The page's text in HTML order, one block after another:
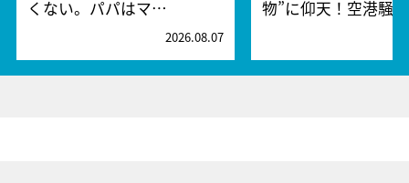
くない。パパはマ…
2026.08.07
物”に仰天！空港騒